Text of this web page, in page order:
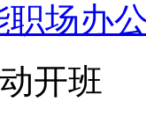
职场办
开班